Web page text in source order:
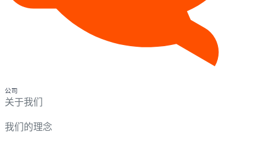
公司
关于我们
我们的理念